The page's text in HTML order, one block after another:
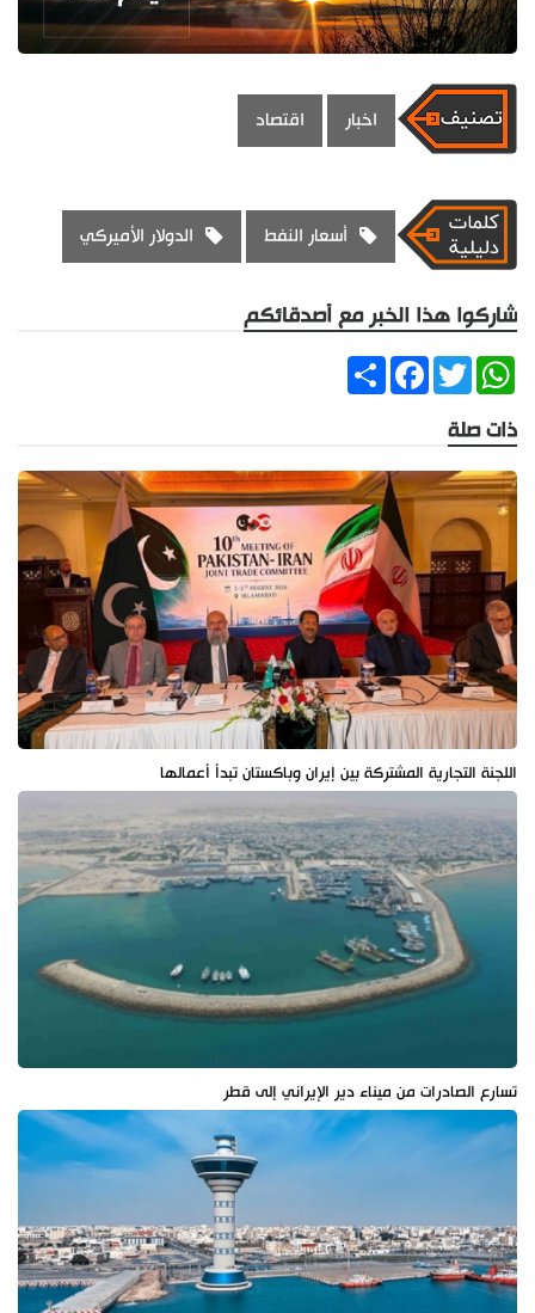
اخبار اقتصاد
أسعار النفط الدولار الأميركي
شاركوا هذا الخبر مع أصدقائكم
ShareFacebookTwitter
WhatsApp
ذات صلة
اللجنة التجارية المشتركة بين إيران وباكستان تبدأ أعمالها
تسارع الصادرات من ميناء دير الإيراني إلى قطر